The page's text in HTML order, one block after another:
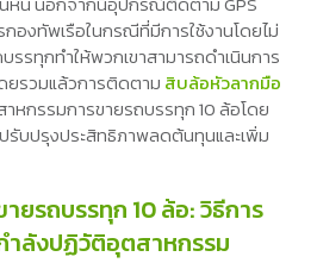
องทัพเรือในกรณีที่มีการใช้งานโดยไม่
รทุกทำให้พวกเขาสามารถดำเนินการ
ยรวมแล้วการติดตาม สิบล้อหัวลากมือ
หกรรมการขายรถบรรทุก 10 ล้อโดย
รับปรุงประสิทธิภาพลดต้นทุนและเพิ่ม
ยรถบรรทุก 10 ล้อ: วิธีการ
ำลังปฏิวัติอุตสาหกรรม